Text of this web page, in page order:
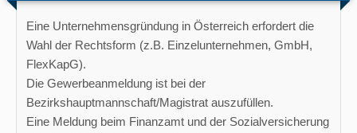
Eine Unternehmensgründung in Österreich erfordert die
Wahl der Rechtsform (z.B. Einzelunternehmen, GmbH,
FlexKapG).
Die Gewerbeanmeldung ist bei der
Bezirkshauptmannschaft/Magistrat auszufüllen.
Eine Meldung beim Finanzamt und der Sozialversicherung